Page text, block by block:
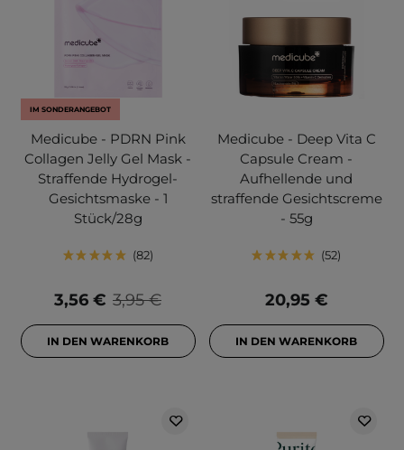
IM SONDERANGEBOT
Medicube - PDRN Pink
Collagen Jelly Gel Mask -
Straffende Hydrogel-
Gesichtsmaske - 1
Stück/28g
82
3,95 €
3,56 €
IN DEN WARENKORB
Medicube - Deep Vita C
Capsule Cream -
Aufhellende und
straffende Gesichtscreme
- 55g
52
20,95 €
IN DEN WARENKORB